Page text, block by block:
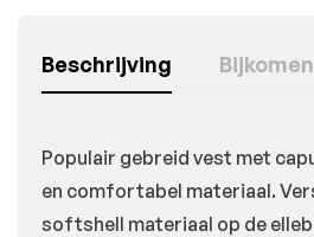
Beschrijving
Populair gebreid vest met
en comfortabel materiaal.
softshell materiaal op de